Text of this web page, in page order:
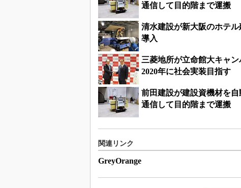
通信して目的階まで運搬
清水建設が新大阪のホテ
導入
三菱地所が立命館大キャ
2020年に社会実装目指す
前田建設が建設資機材を
通信して目的階まで運搬
関連リンク
GreyOrange